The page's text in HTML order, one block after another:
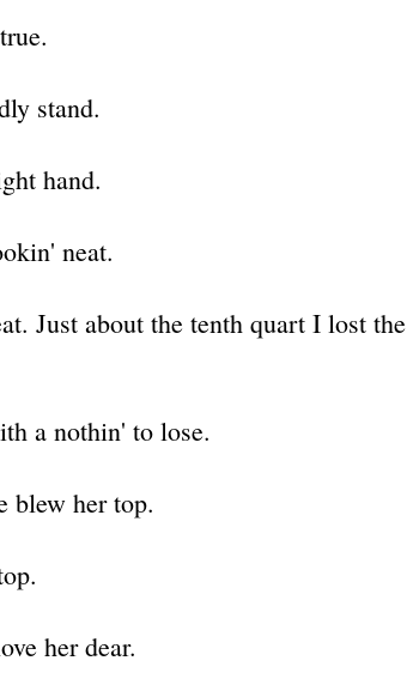
stand.
hand.
neat.
Just about the tenth quart I lost the
a nothin' to lose.
blew her top.
her dear.